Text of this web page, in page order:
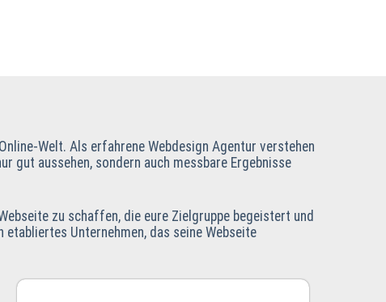
Welt. Als erfahrene Webdesign Agentur verstehen
gut aussehen, sondern auch messbare Ergebnisse
zu schaffen, die eure Zielgruppe begeistert und
Unternehmen, das seine Webseite